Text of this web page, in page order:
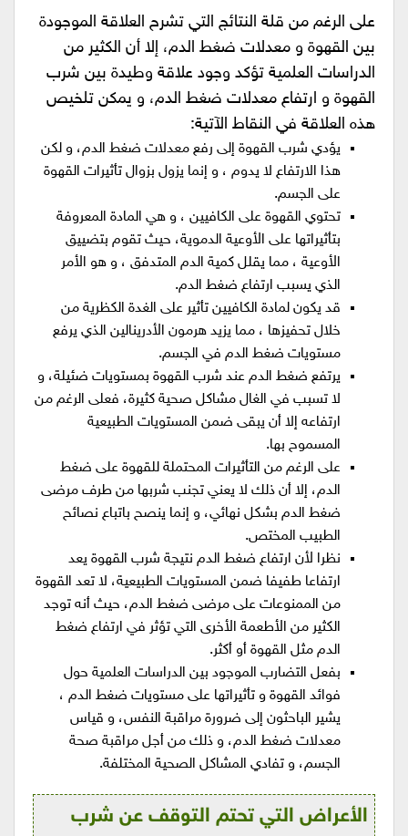
على الرغم من قلة النتائج التي تشرح العلاقة الموجودة
بين القهوة و معدلات ضغط الدم، إلا أن الكثير من
الدراسات العلمية تؤكد وجود علاقة وطيدة بين شرب
القهوة و ارتفاع معدلات ضغط الدم، و يمكن تلخيص
هذه العلاقة في النقاط الآتية:
يؤدي شرب القهوة إلى رفع معدلات ضغط الدم، و لكن
هذا الارتفاع لا يدوم ، و إنما يزول بزوال تأثيرات القهوة
على الجسم.
تحتوي القهوة على الكافيين ، و هي المادة المعروفة
بتأثيراتها على الأوعية الدموية، حيث تقوم بتضييق
الأوعية ، مما يقلل كمية الدم المتدفق ، و هو الأمر
الذي يسبب ارتفاع ضغط الدم.
قد يكون لمادة الكافيين تأثير على الغدة الكظرية من
خلال تحفيزها ، مما يزيد هرمون الأدرينالين الذي يرفع
مستويات ضغط الدم في الجسم.
يرتفع ضغط الدم عند شرب القهوة بمستويات ضئيلة، و
لا تسبب في الغال مشاكل صحية كثيرة، فعلى الرغم من
ارتفاعه إلا أن يبقى ضمن المستويات الطبيعية
المسموح بها.
على الرغم من التأثيرات المحتملة للقهوة على ضغط
الدم، إلا أن ذلك لا يعني تجنب شربها من طرف مرضى
ضغط الدم بشكل نهائي، و إنما ينصح باتباع نصائح
الطبيب المختص.
نظرا لأن ارتفاع ضغط الدم نتيجة شرب القهوة يعد
ارتفاعا طفيفا ضمن المستويات الطبيعية، لا تعد القهوة
من الممنوعات على مرضى ضغط الدم، حيث أنه توجد
الكثير من الأطعمة الأخرى التي تؤثر في ارتفاع ضغط
الدم مثل القهوة أو أكثر.
بفعل التضارب الموجود بين الدراسات العلمية حول
فوائد القهوة و تأثيراتها على مستويات ضغط الدم ،
يشير الباحثون إلى ضرورة مراقبة النفس، و قياس
معدلات ضغط الدم، و ذلك من أجل مراقبة صحة
الجسم، و تفادي المشاكل الصحية المختلفة.
الأعراض التي تحتم التوقف عن شرب